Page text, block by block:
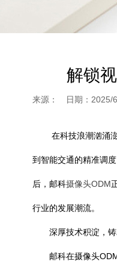
解锁
来源： 日期：2025/
在科技浪潮汹涌澎
到智能交通的精准调
后，邮科摄像头ODM
行业的发展潮流。
深厚技术积淀，铸
邮科在摄像头ODM